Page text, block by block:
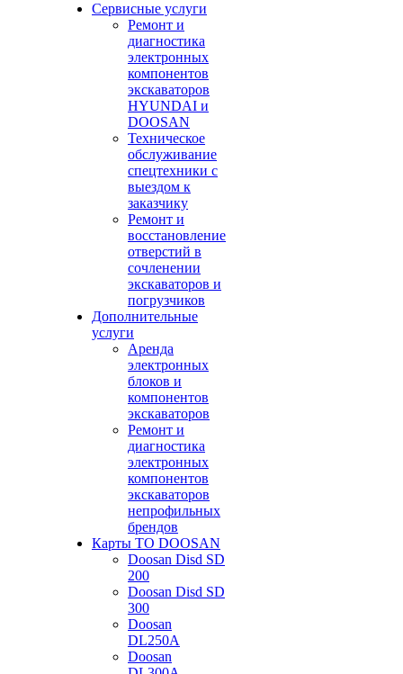
Сервисные услуги
Ремонт и
диагностика
электронных
компонентов
экскаваторов
HYUNDAI и
DOOSAN
Техническое
обслуживание
спецтехники с
выездом к
заказчику
Ремонт и
восстановление
отверстий в
сочленении
экскаваторов и
погрузчиков
Дополнительные
услуги
Аренда
электронных
блоков и
компонентов
экскаваторов
Ремонт и
диагностика
электронных
компонентов
экскаваторов
непрофильных
брендов
Карты ТО DOOSAN
Doosan Disd SD
200
Doosan Disd SD
300
Doosan
DL250A
Doosan